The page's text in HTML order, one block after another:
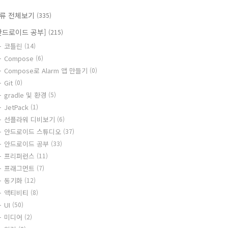
전체보기 (335)
드로이드 공부] (215)
코틀린 (14)
Compose (6)
Compose로 Alarm 앱 만들기 (0)
Git (0)
gradle 및 환경 (5)
JetPack (1)
선플라워 디비보기 (6)
안드로이드 스튜디오 (37)
안드로이드 공부 (33)
프리퍼런스 (11)
프래그먼트 (7)
동기화 (12)
액티비티 (8)
UI (50)
미디어 (2)